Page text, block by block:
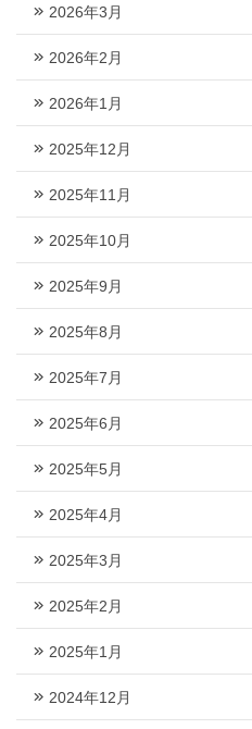
2026年3月
2026年2月
2026年1月
2025年12月
2025年11月
2025年10月
2025年9月
2025年8月
2025年7月
2025年6月
2025年5月
2025年4月
2025年3月
2025年2月
2025年1月
2024年12月